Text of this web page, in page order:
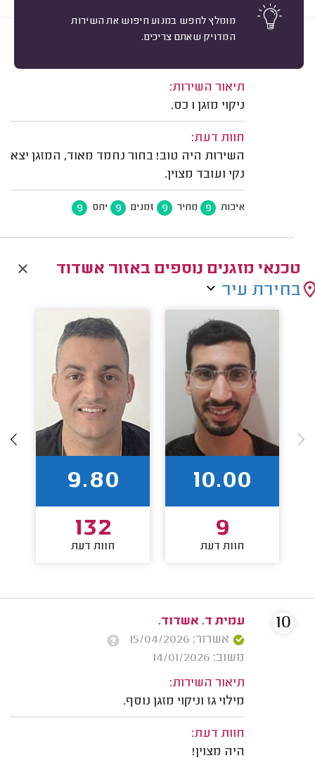
מומלץ לחפש במנוע חיפוש את השירות
המדויק שאתם צריכים.
ליאור נייזוב, אשדוד.
תיאור השירות:
ניקוי מזגן 1 כס.
חוות דעת:
השירות היה טוב! בחור נחמד מאוד, המזגן יצא
נקי ועובד מצוין.
איכות 9 מחיר 9 זמנים 9 יחס 9
טכנאי מזגנים נוספים באזור אשדוד
בחירת עיר
10.00
9
חוות דעת
9.80
132
חוות דעת
עמית ד. אשדוד.
אשרור: 15/04/2026
משוב: 14/01/2026
תיאור השירות:
מילוי גז וניקוי מזגן נוסף.
חוות דעת:
היה מצוין!
10